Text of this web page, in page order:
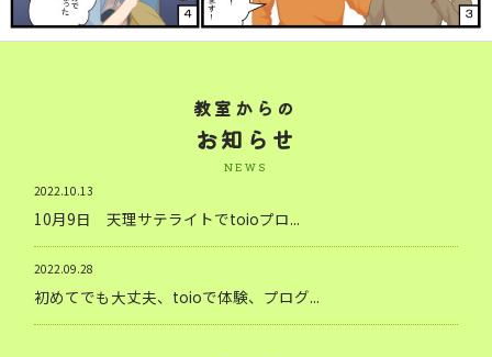
教室からの
お知らせ
NEWS
2022.10.13
10月9日 天理サテライトでtoioプロ...
2022.09.28
初めてでも大丈夫、toioで体験、プログ...